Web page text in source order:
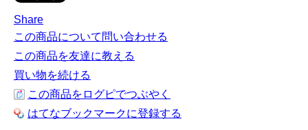
Share
この商品について問い合わせる
この商品を友達に教える
買い物を続ける
この商品をログピでつぶやく
はてなブックマークに登録する